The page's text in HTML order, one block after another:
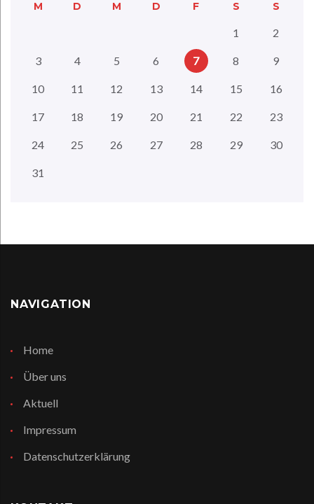
M D M D F S S
1 2
3 4 5 6 7 8 9
10 11 12 13 14 15 16
17 18 19 20 21 22 23
24 25 26 27 28 29 30
31
NAVIGATION
Home
Über uns
Aktuell
Impressum
Datenschutzerklärung